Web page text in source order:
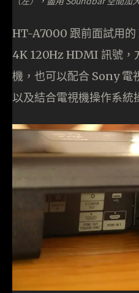
HT-A7000 跟前面試用
4K 120Hz HDMI 訊號，
機，也可以配合 Sony 電
以及結合電視機操作系統